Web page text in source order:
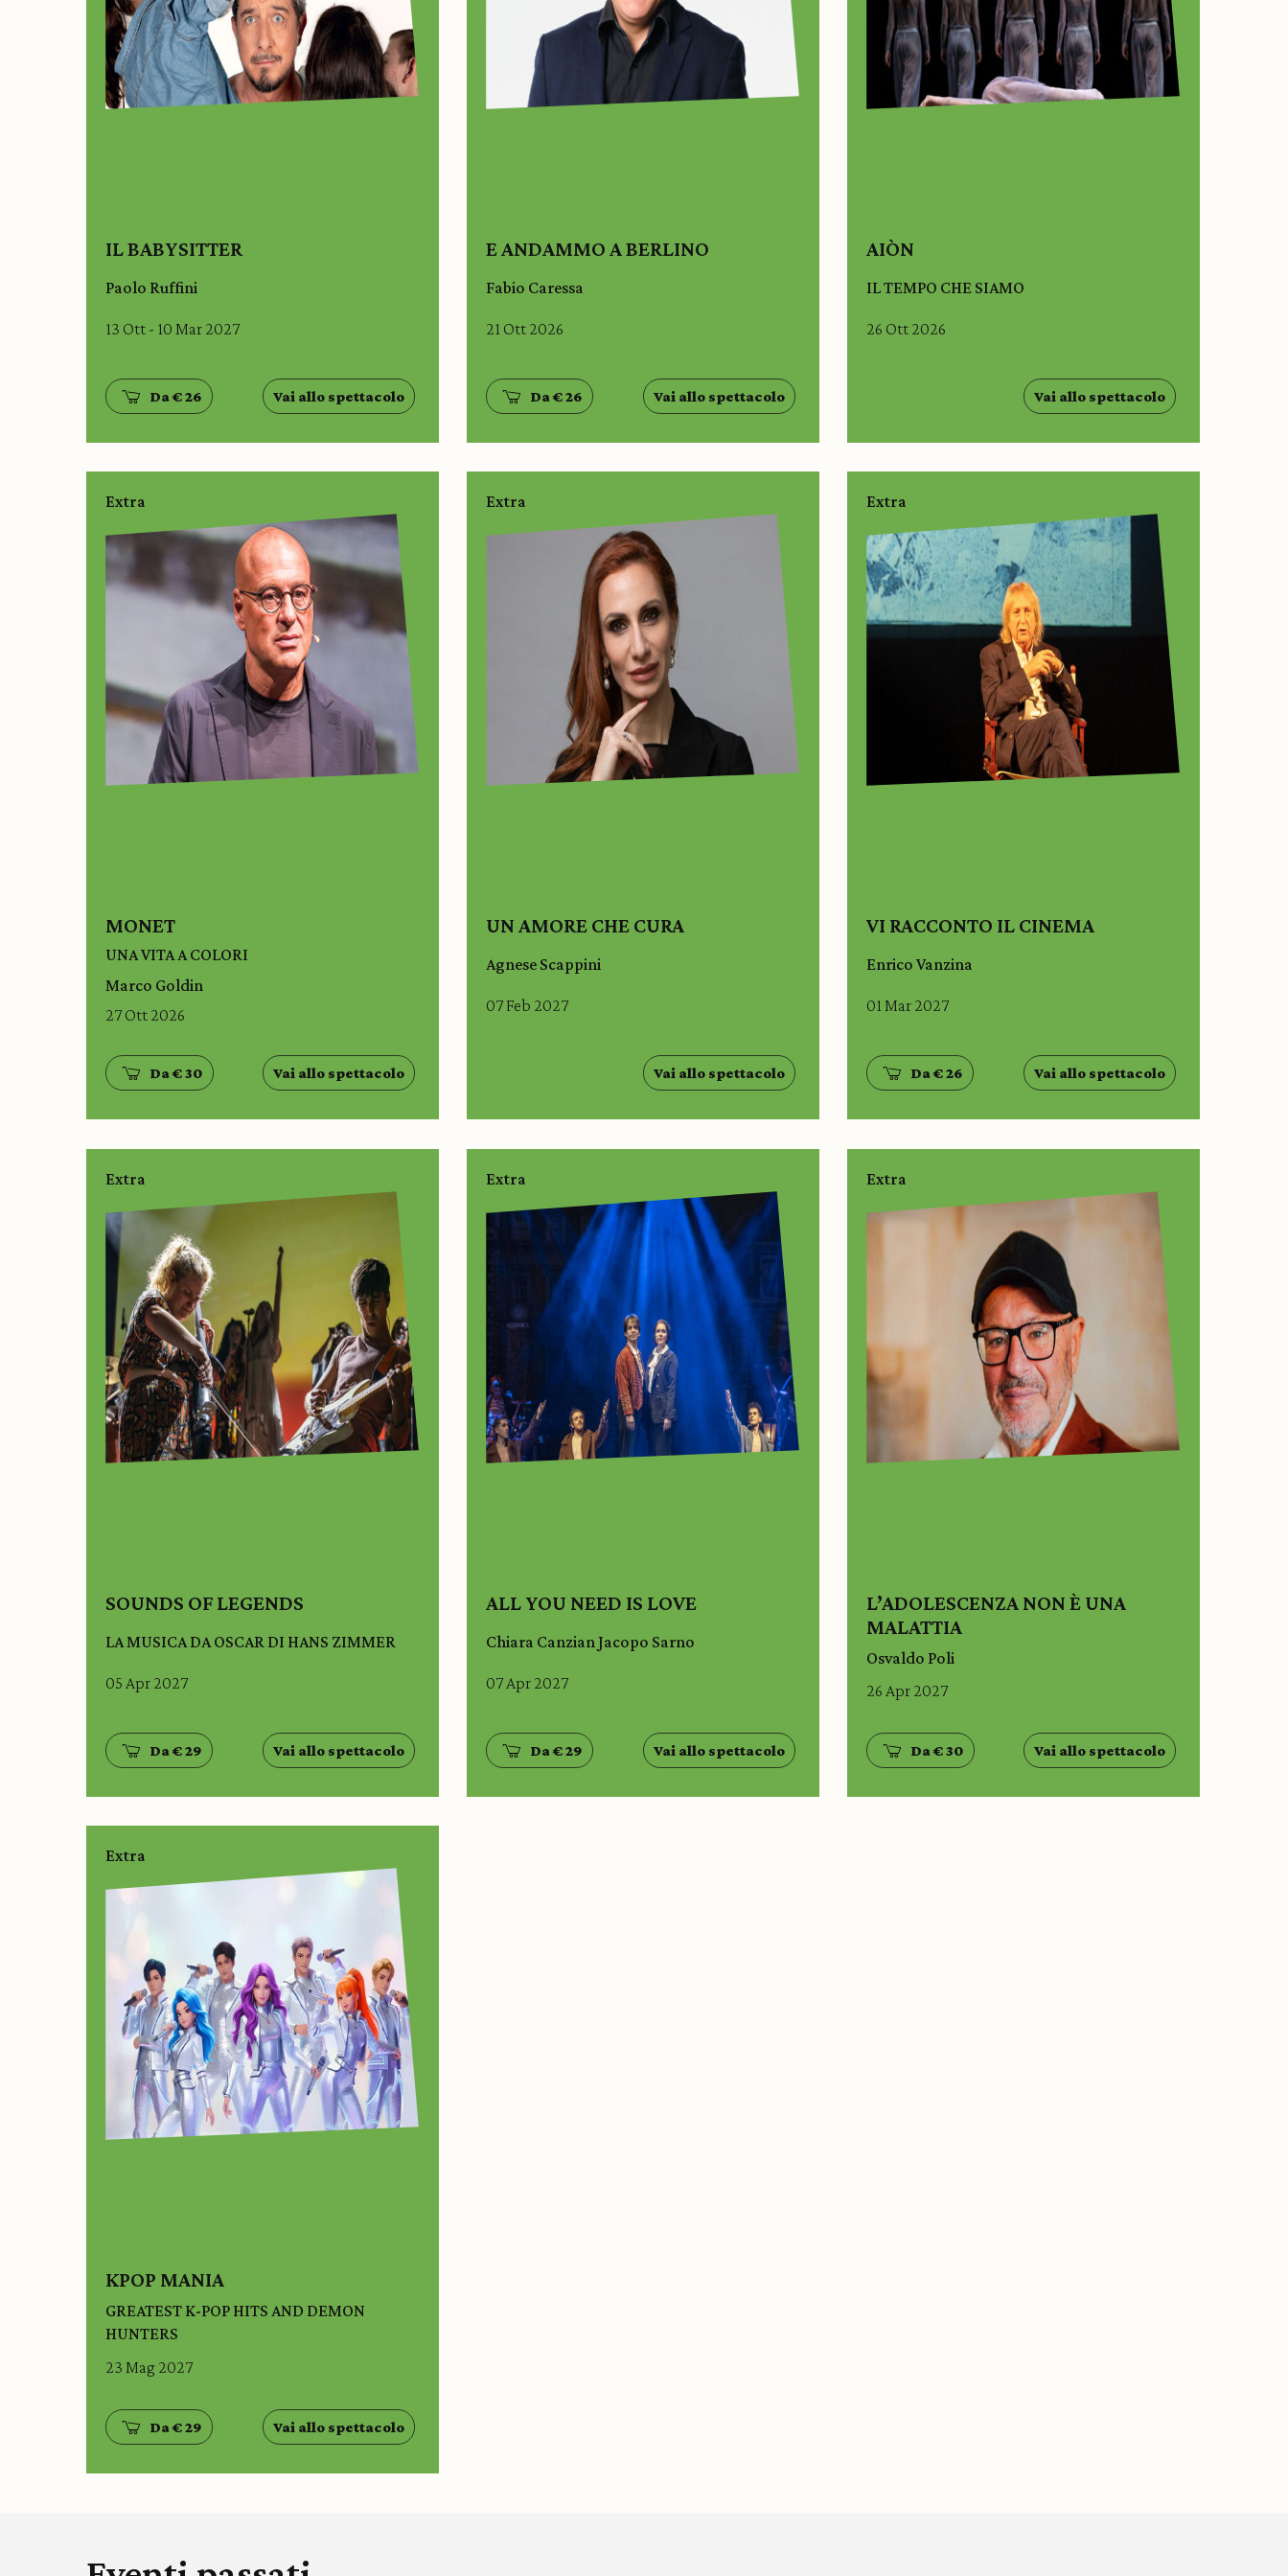
IL BABYSITTER
Paolo Ruffini
13 Ott - 10 Mar 2027
Da € 26 Vai allo spettacolo
E ANDAMMO A BERLINO
Fabio Caressa
21 Ott 2026
Da € 26 Vai allo spettacolo
AIÒN
IL TEMPO CHE SIAMO
26 Ott 2026
Vai allo spettacolo
Extra
MONET
UNA VITA A COLORI
Marco Goldin
27 Ott 2026
Da € 30 Vai allo spettacolo
Extra
UN AMORE CHE CURA
Agnese Scappini
07 Feb 2027
Vai allo spettacolo
Extra
VI RACCONTO IL CINEMA
Enrico Vanzina
01 Mar 2027
Da € 26 Vai allo spettacolo
Extra
SOUNDS OF LEGENDS
LA MUSICA DA OSCAR DI HANS ZIMMER
05 Apr 2027
Da € 29 Vai allo spettacolo
Extra
ALL YOU NEED IS LOVE
Chiara Canzian Jacopo Sarno
07 Apr 2027
Da € 29 Vai allo spettacolo
Extra
L’ADOLESCENZA NON È UNA
MALATTIA
Osvaldo Poli
26 Apr 2027
Da € 30 Vai allo spettacolo
Extra
KPOP MANIA
GREATEST K-POP HITS AND DEMON
HUNTERS
23 Mag 2027
Da € 29 Vai allo spettacolo